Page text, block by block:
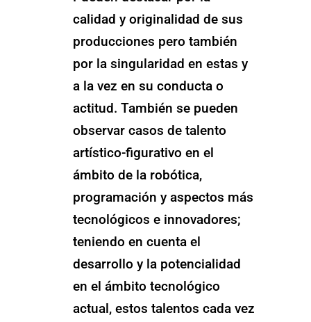
calidad y originalidad de sus
producciones pero también
por la singularidad en estas y
a la vez en su conducta o
actitud. También se pueden
observar casos de talento
artístico-figurativo en el
ámbito de la robótica,
programación y aspectos más
tecnológicos e innovadores;
teniendo en cuenta el
desarrollo y la potencialidad
en el ámbito tecnológico
actual, estos talentos cada vez